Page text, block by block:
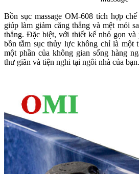
Bồn sục massage OM-608 tích hợp
giúp làm giảm căng thẳng và mệt mỏi
thẳng. Đặc biệt, với thiết kế nhỏ gọn
bồn tắm sục thủy lực không chỉ là một
một phần của không gian sống hàng
thư giãn và tiện nghi tại ngôi nhà của bạn.